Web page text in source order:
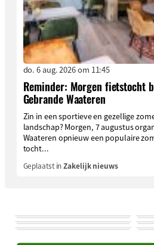
do. 6 aug. 2026 om 11:45
Reminder: Morgen fietstocht
Gebrande Waateren
Zin in een sportieve en gezellige
landschap? Morgen, 7 augustus
Waateren opnieuw een populaire
tocht...
Geplaatst inZakelijk nieuws